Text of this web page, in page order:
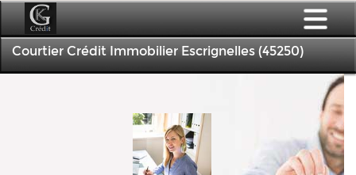
Courtier Crédit Immobilier Escrignelles (45250)